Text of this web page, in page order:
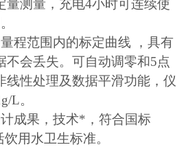
量测量，充电4小时可连续使
程范围内的标定曲线 ，具有
不会丢失。可自动调零和5点
线性处理及数据平滑功能，仪
L。
成果，技术*，符合国标
用水卫生标准。